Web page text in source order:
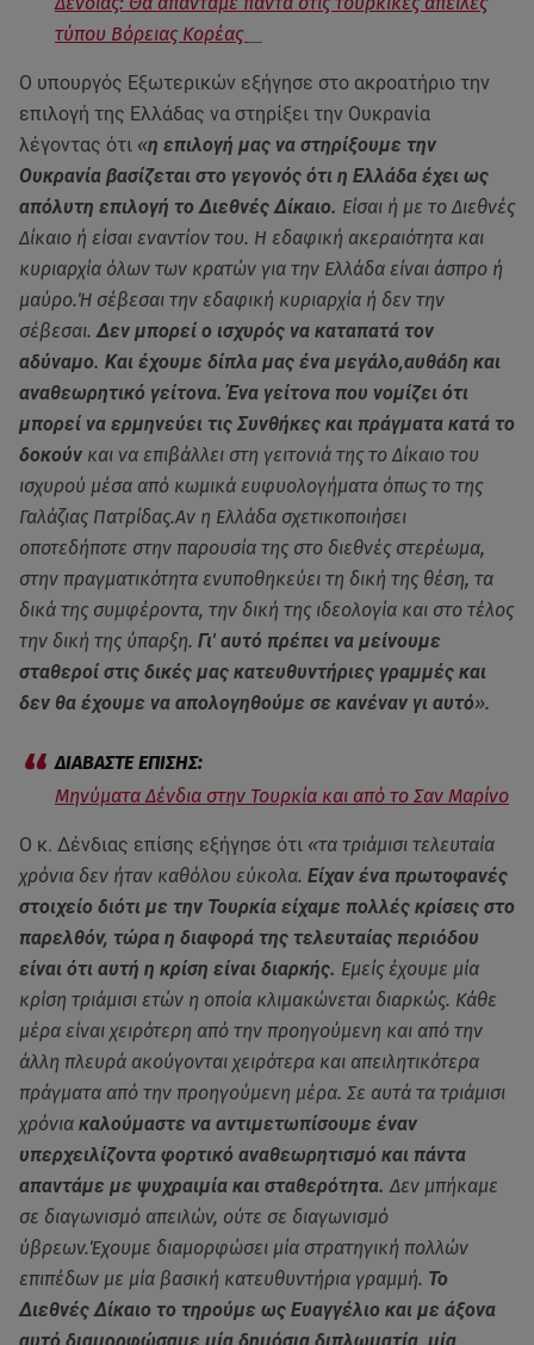
τύπου Βόρειας Κορέας
Ο υπουργός Εξωτερικών εξήγησε στο ακροατήριο την
επιλογή της Ελλάδας να στηρίξει την Ουκρανία
λέγοντας ότι «η επιλογή μας να στηρίξουμε την
Ουκρανία βασίζεται στο γεγονός ότι η Ελλάδα έχει ως
απόλυτη επιλογή το Διεθνές Δίκαιο. Είσαι ή με το Διεθνές
Δίκαιο ή είσαι εναντίον του. Η εδαφική ακεραιότητα και
κυριαρχία όλων των κρατών για την Ελλάδα είναι άσπρο ή
μαύρο.Ή σέβεσαι την εδαφική κυριαρχία ή δεν την
σέβεσαι.Δεν μπορεί ο ισχυρός να καταπατά τον
αδύναμο. Και έχουμε δίπλα μας ένα μεγάλο,αυθάδη και
αναθεωρητικό γείτονα. Ένα γείτονα που νομίζει ότι
μπορεί να ερμηνεύει τις Συνθήκες και πράγματα κατά το
δοκούν και να επιβάλλει στη γειτονιά της το Δίκαιο του
ισχυρού μέσα από κωμικά ευφυολογήματα όπως το της
Γαλάζιας Πατρίδας.Αν η Ελλάδα σχετικοποιήσει
οποτεδήποτε στην παρουσία της στο διεθνές στερέωμα,
στην πραγματικότητα ενυποθηκεύει τη δική της θέση, τα
δικά της συμφέροντα, την δική της ιδεολογία και στο τέλος
την δική της ύπαρξη. Γι' αυτό πρέπει να μείνουμε
σταθεροί στις δικές μας κατευθυντήριες γραμμές και
δεν θα έχουμε να απολογηθούμε σε κανέναν γι αυτό».
Μηνύματα Δένδια στην Τουρκία και από το Σαν Μαρίνο
Ο κ. Δένδιας επίσης εξήγησε ότι «τα τριάμισι τελευταία
χρόνια δεν ήταν καθόλου εύκολα. Είχαν ένα πρωτοφανές
στοιχείο διότι με την Τουρκία είχαμε πολλές κρίσεις στο
παρελθόν, τώρα η διαφορά της τελευταίας περιόδου
είναι ότι αυτή η κρίση είναι διαρκής. Εμείς έχουμε μία
κρίση τριάμισι ετών η οποία κλιμακώνεται διαρκώς. Κάθε
μέρα είναι χειρότερη από την προηγούμενη και από την
άλλη πλευρά ακούγονται χειρότερα και απειλητικότερα
πράγματα από την προηγούμενη μέρα. Σε αυτά τα τριάμισι
χρόνια καλούμαστε να αντιμετωπίσουμε έναν
υπερχειλίζοντα φορτικό αναθεωρητισμό και πάντα
απαντάμε με ψυχραιμία και σταθερότητα. Δεν μπήκαμε
σε διαγωνισμό απειλών, ούτε σε διαγωνισμό
ύβρεων.Έχουμε διαμορφώσει μία στρατηγική πολλών
επιπέδων με μία βασική κατευθυντήρια γραμμή. Το
Διεθνές Δίκαιο το τηρούμε ως Ευαγγέλιο και με άξονα